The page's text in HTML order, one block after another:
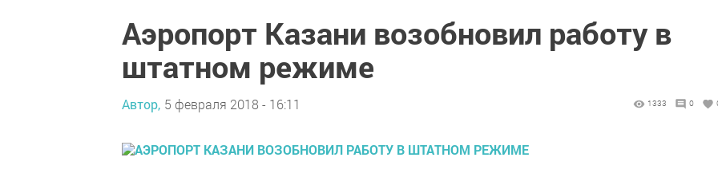
Аэропорт Казани возобновил работу в
штатном режиме
Автор, 5 февраля 2018 - 16:11 1333 0